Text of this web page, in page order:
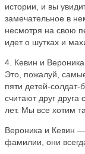
истории, и вы
замечательное в
несмотря на свою
идет о шутках и
4. Кевин и Вероника
Это, пожалуй,
пяти детей-солдат-
считают друг
лет. Мы все хотим
Вероника и Кевин
фамилии, они